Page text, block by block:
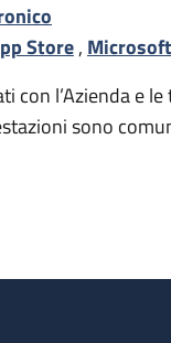
Store,
con l’Azienda e
sono